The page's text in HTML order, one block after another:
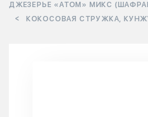
ДЖЕЗЕРЬЕ «АТОМ» МИКС
КОКОСОВАЯ СТРУЖКА,